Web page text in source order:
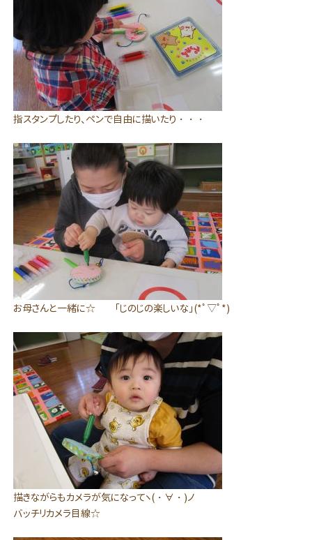
指スタンプしたり、ペンで自由に描いたり・・・
お母さんと一緒に☆ 「じのじの楽しいな」(*ﾟ▽ﾟ*)
描きながらもカメラが気になってヽ(・∀・)ノ
バッチリカメラ目線☆